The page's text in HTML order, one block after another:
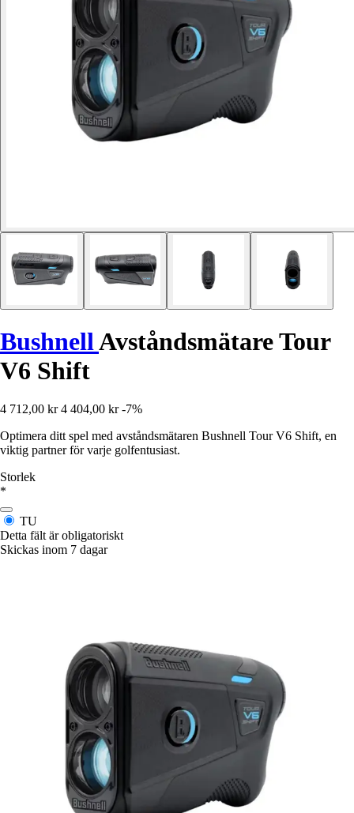
BushnellAvståndsmätare Tour
V6 Shift
4 712,00 kr 4 404,00 kr -7%
Optimera ditt spel med avståndsmätaren Bushnell Tour V6 Shift, en
viktig partner för varje golfentusiast.
Storlek
*
TU
Detta fält är obligatoriskt
Skickas inom 7 dagar